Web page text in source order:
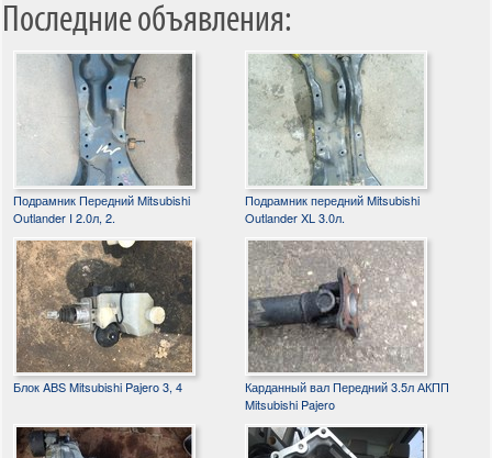
Последние объявления:
Подрамник Передний Mitsubishi
Outlander I 2.0л, 2.
Подрамник передний Mitsubishi
Outlander XL 3.0л.
Блок ABS Mitsubishi Pajero 3, 4
Карданный вал Передний 3.5л АКПП
Mitsubishi Pajero